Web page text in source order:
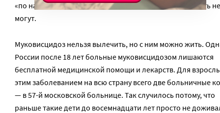
«по наследству», никакие внешние причины его вызвать не
могут.
Муковисцидоз нельзя вылечить, но с ним можно жить.
России после 18 лет больные муковисцидозом лишаются
бесплатной медицинской помощи и лекарств. Для
этим заболеванием на всю страну всего две больничные
— в 57-й московской больнице. Так случилось потому, что
раньше такие дети до восемнадцати лет просто не